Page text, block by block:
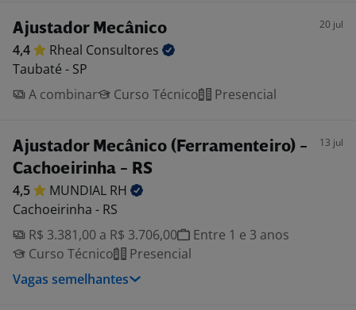
Ajustador Mecânico 20 jul
4,4 Rheal Consultores
Taubaté - SP
A combinar
Curso Técnico Presencial
Ajustador Mecânico (Ferramenteiro) -
Cachoeirinha - RS
13 jul
4,5 MUNDIAL RH
Cachoeirinha - RS
R$ 3.381,00 a R$ 3.706,00
Entre 1 e 3 anos
Curso Técnico
Presencial
Vagas semelhantes